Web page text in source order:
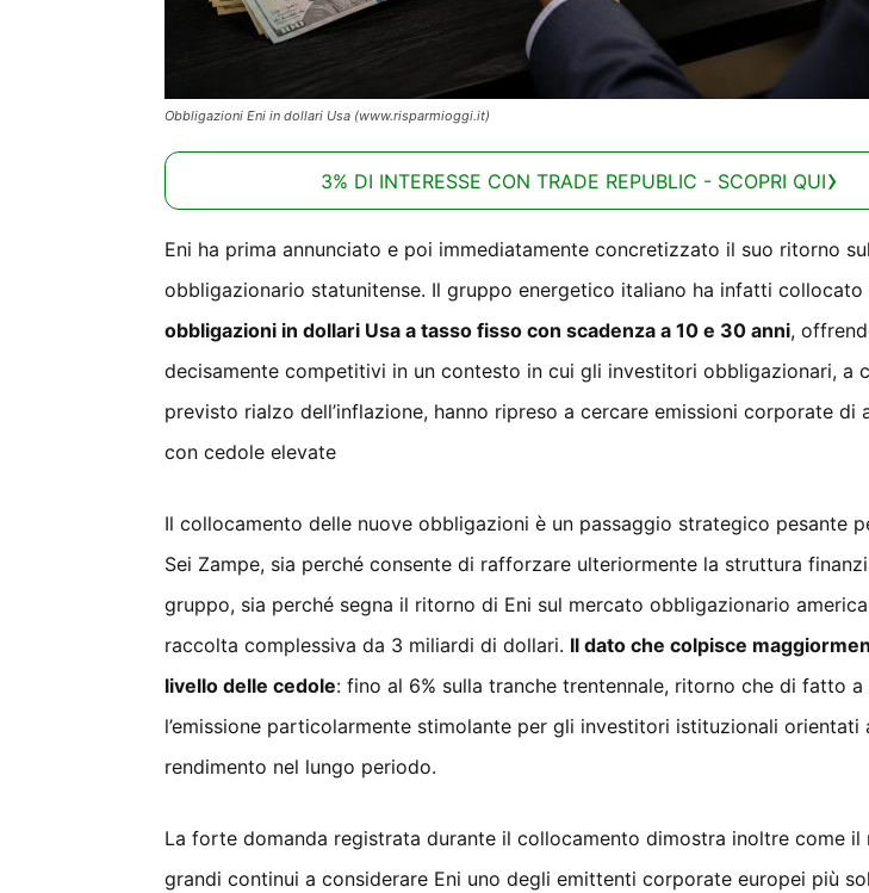
Obbligazioni Eni in dollari Usa (www.risparmioggi.it)
3% DI INTERESSE CON TRADE REPUBLIC - SCOPRI QUI
Eni ha prima annunciato e poi immediatamente concretizzato il suo ritorno
obbligazionario statunitense. Il gruppo energetico italiano ha infatti collocato
obbligazioni in dollari Usa a tasso fisso con scadenza a 10 e 30 anni,
decisamente competitivi in un contesto in cui gli investitori obbligazionari, a
previsto rialzo dell’inflazione, hanno ripreso a cercare emissioni corporate di
con cedole elevate
Il collocamento delle nuove obbligazioni è un passaggio strategico pesante
Sei Zampe, sia perché consente di rafforzare ulteriormente la struttura
gruppo, sia perché segna il ritorno di Eni sul mercato obbligazionario
raccolta complessiva da 3 miliardi di dollari. Il dato che colpisce
livello delle cedole: fino al 6% sulla tranche trentennale, ritorno che di fatto a
l’emissione particolarmente stimolante per gli investitori istituzionali orientati
rendimento nel lungo periodo.
La forte domanda registrata durante il collocamento dimostra inoltre come il
grandi continui a considerare Eni uno degli emittenti corporate europei più